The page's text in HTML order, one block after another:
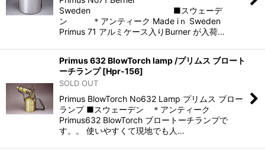
Sweden ■スウェーデ
ン ＊アンティーク Made iｎ Sweden
Primus 71 アルミケース入りBurner が入荷…
Primus 632 BlowTorch lamp /プリムス ブロート
ーチランプ [Hpr-156]
SOLD OUT
Primus BlowTorch No632 Lamp プリムス ブロー
ランプ ■スウェーデン ＊アンティーク
Primus632 BlowTorch ブロートーチランプで
す。。 使いやすくて現地でも人…